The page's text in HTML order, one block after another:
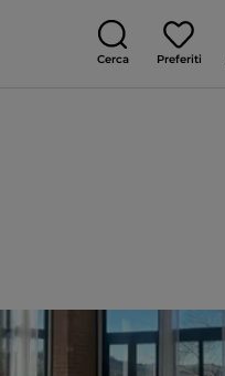
Cerca Preferiti